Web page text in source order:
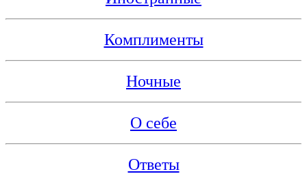
Комплименты
Ночные
О себе
Ответы